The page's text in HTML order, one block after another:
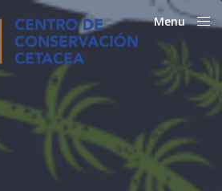
Menu